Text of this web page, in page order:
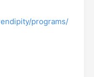
programs/